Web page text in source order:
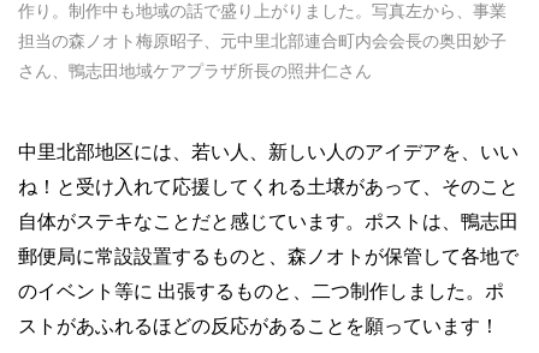
作り。制作中も地域の話で盛り上がりました。写真左から、事業
担当の森ノオト梅原昭子、元中里北部連合町内会会長の奥田妙子
さん、鴨志田地域ケアプラザ所長の照井仁さん
中里北部地区には、若い人、新しい人のアイデアを、いい
ね！と受け入れて応援してくれる土壌があって、そのこと
自体がステキなことだと感じています。ポストは、鴨志田
郵便局に常設設置するものと、森ノオトが保管して各地で
のイベント等に 出張するものと、二つ制作しました。ポ
ストがあふれるほどの反応があることを願っています！